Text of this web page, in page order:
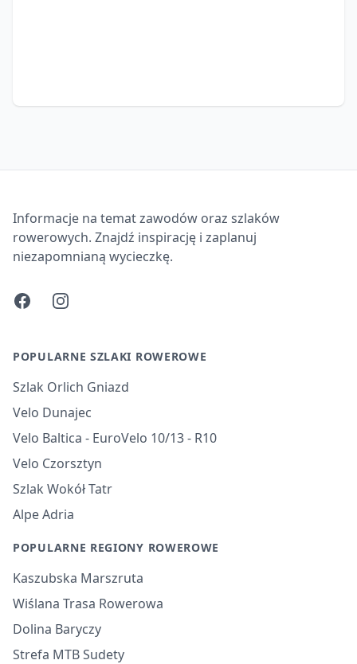
Informacje na temat zawodów oraz szlaków
rowerowych. Znajdź inspirację i zaplanuj
niezapomnianą wycieczkę.
FacebookInstagram
POPULARNE SZLAKI ROWEROWE
Szlak Orlich Gniazd
Velo Dunajec
Velo Baltica - EuroVelo 10/13 - R10
Velo Czorsztyn
Szlak Wokół Tatr
Alpe Adria
POPULARNE REGIONY ROWEROWE
Kaszubska Marszruta
Wiślana Trasa Rowerowa
Dolina Baryczy
Strefa MTB Sudety